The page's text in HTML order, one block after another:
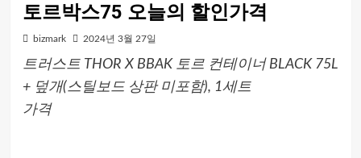
토르박스75 오늘의 할인가격
bizmark 2024년 3월 27일
트러스트 THOR X BBAK 토르 컨테이너 BLACK 75L
+ 덮개(스틸보드 상판 미포함), 1세트
가격